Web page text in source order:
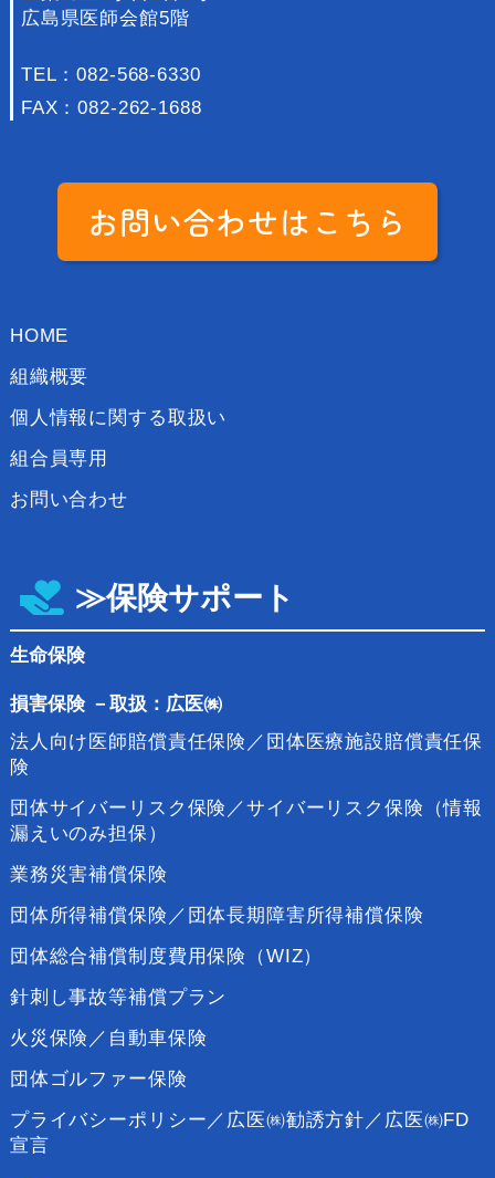
広島県医師会館5階
TEL：082-568-6330
FAX：082-262-1688
お問い合わせはこちら
HOME
組織概要
個人情報に関する取扱い
組合員専用
お問い合わせ
≫保険サポート
生命保険
損害保険－ 取扱：広医㈱
法人向け医師賠償責任保険／団体医療施設賠償責任保
険
団体サイバーリスク保険／サイバーリスク保険（情報
漏えいのみ担保）
業務災害補償保険
団体所得補償保険／団体長期障害所得補償保険
団体総合補償制度費用保険（WIZ）
針刺し事故等補償プラン
火災保険／自動車保険
団体ゴルファー保険
プライバシーポリシー／広医㈱勧誘方針／広医㈱FD
宣言